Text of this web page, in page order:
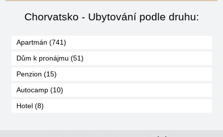
Chorvatsko - Ubytování podle druhu:
Apartmán (741)
Dům k pronájmu (51)
Penzion (15)
Autocamp (10)
Hotel (8)